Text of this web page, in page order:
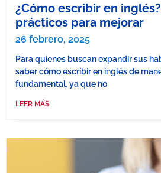
¿Cómo escribir en
prácticos para mejorar
26 febrero, 2025
Para quienes buscan expandir sus
saber cómo escribir en inglés de
fundamental, ya que no
LEER MÁS